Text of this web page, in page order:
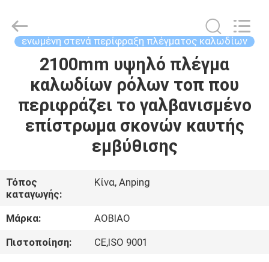
ΣΠΊΤΙ
ΠΡΟΪΌΝΤΑ
ΓΎΡΟΣ
ΕΡΓΟΣΤΑΣΊΩΝ
καλωδίων
προμηθευτής.
Copyright
securityfence.com.
Reserved.
ενωμένη στενά περίφραξη πλέγματος καλωδίων
2100mm υψηλό πλέγμα
καλωδίων ρόλων τοπ που
περιφράζει το γαλβανισμένο
επίστρωμα σκονών καυτής
εμβύθισης
Τόπος
καταγωγής:
Κίνα, Anping
Μάρκα:
AOBIAO
Πιστοποίηση:
CE,ISO 9001